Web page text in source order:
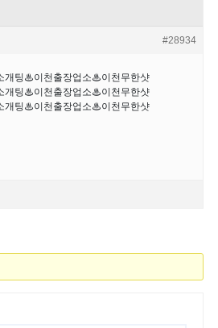
#28934
개팅♨이천출장업소♨이천무한샷
개팅♨이천출장업소♨이천무한샷
개팅♨이천출장업소♨이천무한샷